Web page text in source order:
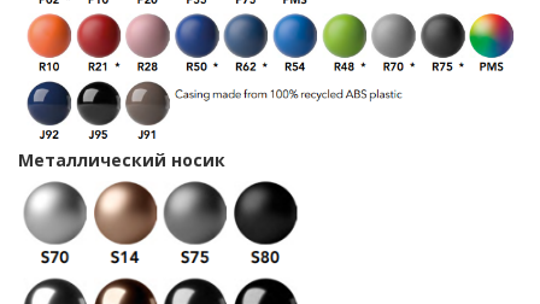
Металлический носик